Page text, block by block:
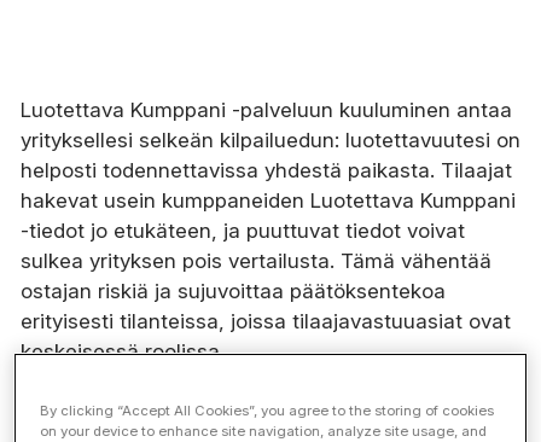
Luotettava Kumppani -palveluun kuuluminen antaa
yrityksellesi selkeän kilpailuedun: luotettavuutesi on
helposti todennettavissa yhdestä paikasta. Tilaajat
hakevat usein kumppaneiden Luotettava Kumppani
-tiedot jo etukäteen, ja puuttuvat tiedot voivat
sulkea yrityksen pois vertailusta. Tämä vähentää
ostajan riskiä ja sujuvoittaa päätöksentekoa
erityisesti tilanteissa, joissa tilaajavastuuasiat ovat
keskeisessä roolissa.
By clicking “Accept All Cookies”, you agree to the storing of cookies
on your device to enhance site navigation, analyze site usage, and